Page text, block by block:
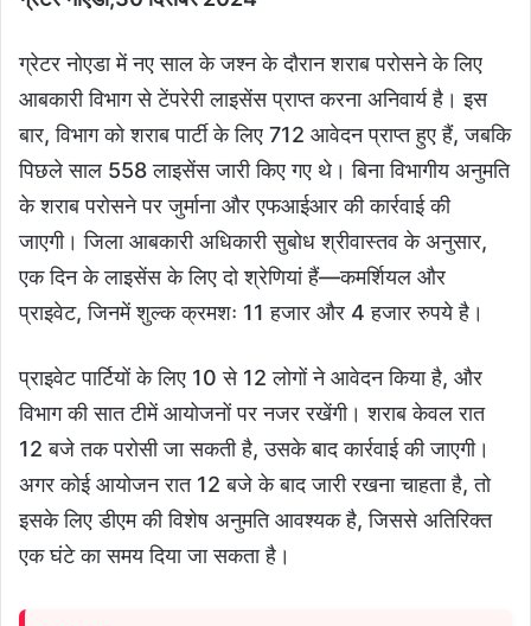
ग्रेटर नोएडा में नए साल के जश्न के दौरान शराब परोसने के लिए
आबकारी विभाग से टेंपरेरी लाइसेंस प्राप्त करना अनिवार्य है। इस
बार, विभाग को शराब पार्टी के लिए 712 आवेदन प्राप्त हुए हैं, जबकि
पिछले साल 558 लाइसेंस जारी किए गए थे। बिना विभागीय अनुमति
के शराब परोसने पर जुर्माना और एफआईआर की कार्रवाई की
जाएगी। जिला आबकारी अधिकारी सुबोध श्रीवास्तव के अनुसार,
एक दिन के लाइसेंस के लिए दो श्रेणियां हैं—कमर्शियल और
प्राइवेट, जिनमें शुल्क क्रमशः 11 हजार और 4 हजार रुपये है।
प्राइवेट पार्टियों के लिए 10 से 12 लोगों ने आवेदन किया है, और
विभाग की सात टीमें आयोजनों पर नजर रखेंगी। शराब केवल रात
12 बजे तक परोसी जा सकती है, उसके बाद कार्रवाई की जाएगी।
अगर कोई आयोजन रात 12 बजे के बाद जारी रखना चाहता है, तो
इसके लिए डीएम की विशेष अनुमति आवश्यक है, जिससे अतिरिक्त
एक घंटे का समय दिया जा सकता है।